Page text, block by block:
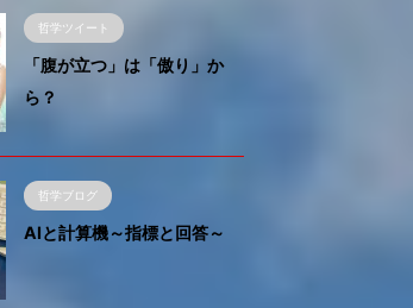
哲学ツイート
「腹が立つ」は「傲り」か
ら？
哲学ブログ
AIと計算機～指標と回答～